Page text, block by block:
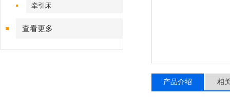
牵引床
查看更多
产品介绍 相